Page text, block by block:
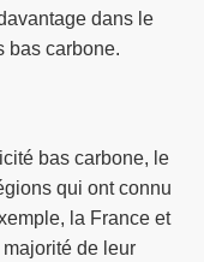
dans le
bas carbone.
bas carbone, le
qui ont connu
la France et
de leur